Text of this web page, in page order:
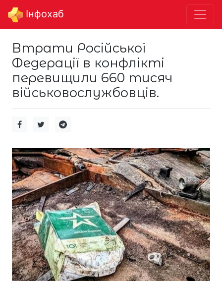
Інфохаб
Втрати Російської
Федерації в конфлікті
перевищили 660 тисяч
військовослужбовців.